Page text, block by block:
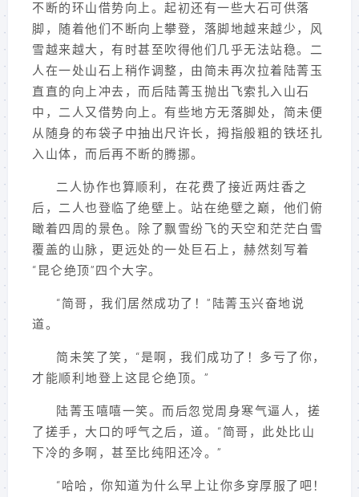
不断的环山借势向上。起初还有一些大石可供落
脚，随着他们不断向上攀登，落脚地越来越少，风
雪越来越大，有时甚至吹得他们几乎无法站稳。二
人在一处山石上稍作调整，由简未再次拉着陆菁玉
直直的向上冲去，而后陆菁玉抛出飞索扎入山石
中，二人又借势向上。有些地方无落脚处，简未便
从随身的布袋子中抽出尺许长，拇指般粗的铁坯扎
入山体，而后再不断的腾挪。
二人协作也算顺利，在花费了接近两炷香之
后，二人也登临了绝壁上。站在绝壁之巅，他们俯
瞰着四周的景色。除了飘雪纷飞的天空和茫茫白雪
覆盖的山脉，更远处的一处巨石上，赫然刻写着
“昆仑绝顶”四个大字。
“简哥，我们居然成功了！”陆菁玉兴奋地说
道。
简未笑了笑，“是啊，我们成功了！多亏了你，
才能顺利地登上这昆仑绝顶。”
陆菁玉嘻嘻一笑。而后忽觉周身寒气逼人，搓
了搓手，大口的呼气之后，道。“简哥，此处比山
下冷的多啊，甚至比纯阳还冷。”
“哈哈，你知道为什么早上让你多穿厚服了吧！